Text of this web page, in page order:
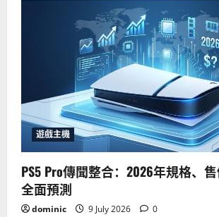
遊戲主機
PS5 Pro傳聞整合：2026年規格、
全面預測
dominic 9 July 2026 0